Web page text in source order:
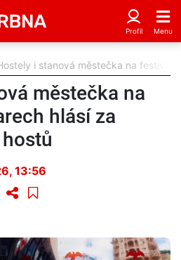
i stanová městečka na
městečka na
hlásí za
13:56